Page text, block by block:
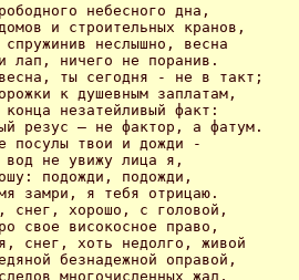
небесного дна,
и строительных кранов,
неслышно, весна
лап, ничего не поранив.
ты сегодня - не в такт;
к душевным заплатам,
незатейливый факт:
резус – не фактор, а фатум.
посулы твои и дожди -
вод не увижу лица я,
подожди, подожди,
замри, я тебя отрицаю.
снег, хорошо, с головой,
свое високосное право,
снег, хоть недолго, живой
безнадежной оправой,
многочисленных жал,